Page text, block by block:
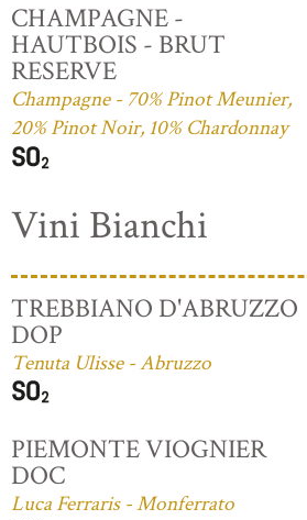
CHAMPAGNE -
HAUTBOIS - BRUT
RESERVE
Champagne - 70% Pinot Meunier,
20% Pinot Noir, 10% Chardonnay
Vini Bianchi
TREBBIANO D'ABRUZZO
DOP
Tenuta Ulisse - Abruzzo
PIEMONTE VIOGNIER
DOC
Luca Ferraris - Monferrato